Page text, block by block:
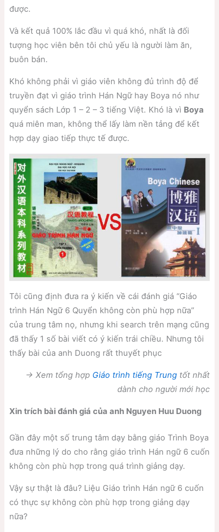
được.
Và kết quả 100% lắc đầu vì quá khó, nhất là đối
tượng học viên bên tôi chủ yếu là người làm ăn,
buôn bán.
Khó không phải vì giáo viên không đủ trình độ để
truyền đạt vì giáo trình Hán Ngữ hay Boya nó như
quyển sách Lớp 1 – 2 – 3 tiếng Việt. Khó là vì Boya
quá miên man, không thể lấy làm nền tảng để kết
hợp dạy giao tiếp thực tế được.
Tôi cũng định đưa ra ý kiến về cái đánh giá “Giáo
trình Hán Ngữ 6 Quyển không còn phù hợp nữa”
của trung tâm nọ, nhưng khi search trên mạng cũng
đã thấy 1 số bài viết có ý kiến trái chiều. Nhưng tôi
thấy bài của anh Duong rất thuyết phục
→ Xem tổng hợp Giáo trình tiếng Trung tốt nhất
dành cho người mới học
Xin trích bài đánh giá của anh Nguyen Huu Duong
Gần đây một số trung tâm dạy bằng giáo Trình Boya
đưa những lý do cho rằng giáo trình Hán ngữ 6 cuốn
không còn phù hợp trong quá trình giảng dạy.
Vậy sự thật là đâu? Liệu Giáo trình Hán ngữ 6 cuốn
có thực sự không còn phù hợp trong giảng dạy
nữa?